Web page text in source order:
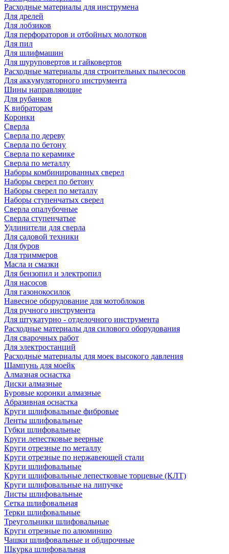
Расходные материалы для инструмена
Для дрелей
Для лобзиков
Для перфораторов и отбойных молотков
Для пил
Для шлифмашин
Для шуруповертов и гайковертов
Расходные материалы для строительных пылесосов
Для аккумуляторного инструмента
Шины направляющие
Для рубанков
К вибраторам
Коронки
Сверла
Сверла по дереву
Сверла по бетону
Сверла по керамике
Сверла по металлу
Наборы комбинированных сверел
Наборы сверел по бетону
Наборы сверел по металлу
Наборы ступенчатых сверел
Сверла опалубочные
Сверла ступенчатые
Удлинители для сверла
Для садовой техники
Для буров
Для триммеров
Масла и смазки
Для бензопил и электропил
Для насосов
Для газонокосилок
Навесное оборудование для мотоблоков
Для ручного инструмента
Для штукатурно - отделочного инструмента
Расходные материалы для силового оборудования
Для сварочных работ
Для электростанций
Расходные материалы для моек высокого давления
Шампунь для моейк
Алмазная оснастка
Диски алмазные
Буровые коронки алмазные
Абразивная оснастка
Круги шлифовальные фибровые
Ленты шлифовальные
Губки шлифовальные
Круги лепестковые веерные
Круги отрезные по металлу
Круги отрезные по нержавеющей стали
Круги шлифовальные
Круги шлифовальные лепестковые торцевые (КЛТ)
Круги шлифовальные на липучке
Листы шлифовальные
Сетка шлифовальная
Терки шлифовальные
Треугольники шлифовальные
Круги отрезные по алюминию
Чашки шлифовальные и обдирочные
Шкурка шлифовальная